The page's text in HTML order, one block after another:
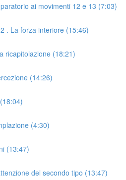
ai movimenti 12 e 13 (7:03)
. La forza interiore (15:46)
ricapitolazione (18:21)
(14:26)
(4:30)
(13:47)
del secondo tipo (13:47)